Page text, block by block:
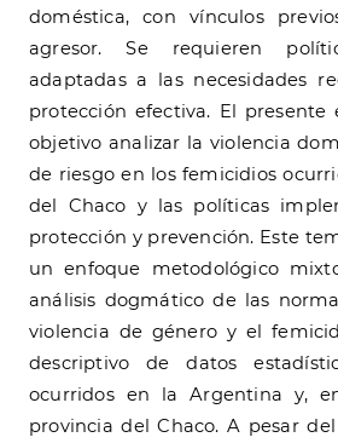
doméstica, con vínculos
agresor. Se requieren
adaptadas a las necesidades
protección efectiva. El
objetivo analizar la violencia
de riesgo en los femicidios
del Chaco y las políticas
protección y prevención. Este
un enfoque metodológico
análisis dogmático de las
violencia de género y el
descriptivo de datos
ocurridos en la Argentina y,
provincia del Chaco. A pesar